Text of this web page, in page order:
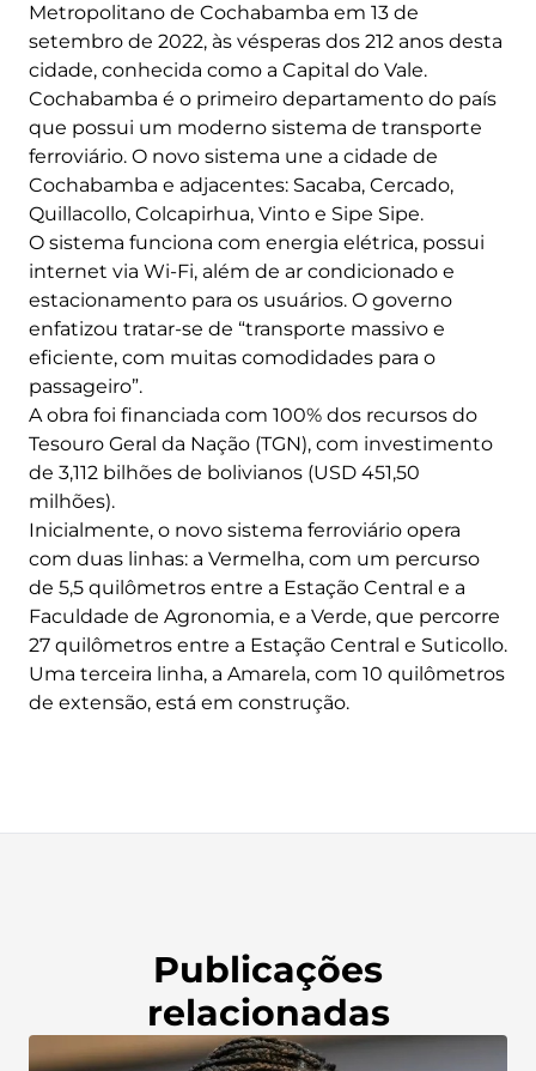
Metropolitano de Cochabamba em 13 de
setembro de 2022, às vésperas dos 212 anos desta
cidade, conhecida como a Capital do Vale.
Cochabamba é o primeiro departamento do país
que possui um moderno sistema de transporte
ferroviário. O novo sistema une a cidade de
Cochabamba e adjacentes: Sacaba, Cercado,
Quillacollo, Colcapirhua, Vinto e Sipe Sipe.
O sistema funciona com energia elétrica, possui
internet via Wi-Fi, além de ar condicionado e
estacionamento para os usuários. O governo
enfatizou tratar-se de “transporte massivo e
eficiente, com muitas comodidades para o
passageiro”.
A obra foi financiada com 100% dos recursos do
Tesouro Geral da Nação (TGN), com investimento
de 3,112 bilhões de bolivianos (USD 451,50
milhões).
Inicialmente, o novo sistema ferroviário opera
com duas linhas: a Vermelha, com um percurso
de 5,5 quilômetros entre a Estação Central e a
Faculdade de Agronomia, e a Verde, que percorre
27 quilômetros entre a Estação Central e Suticollo.
Uma terceira linha, a Amarela, com 10 quilômetros
de extensão, está em construção.
Publicações
relacionadas